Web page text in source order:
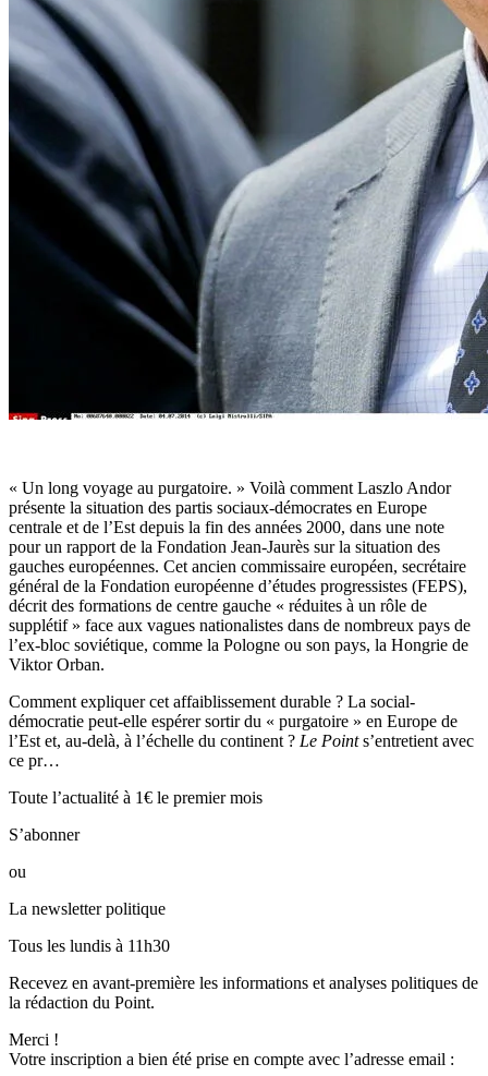
« Un long voyage au purgatoire. » Voilà comment Laszlo Andor
présente la situation des partis sociaux-démocrates en Europe
centrale et de l’Est depuis la fin des années 2000, dans une note
pour un rapport de la Fondation Jean-Jaurès sur la situation des
gauches européennes. Cet ancien commissaire européen, secrétaire
général de la Fondation européenne d’études progressistes (FEPS),
décrit des formations de centre gauche « réduites à un rôle de
supplétif » face aux vagues nationalistes dans de nombreux pays de
l’ex-bloc soviétique, comme la Pologne ou son pays, la Hongrie de
Viktor Orban.
Comment expliquer cet affaiblissement durable ? La social-
démocratie peut-elle espérer sortir du « purgatoire » en Europe de
l’Est et, au-delà, à l’échelle du continent ? Le Points’entretient avec
ce pr…
Toute l’actualité à 1€ le premier mois
S’abonner
ou
La newsletter politique
Tous les lundis à 11h30
Recevez en avant-première les informations et analyses politiques de
la rédaction du Point.
Merci !
Votre inscription a bien été prise en compte avec l’adresse email :